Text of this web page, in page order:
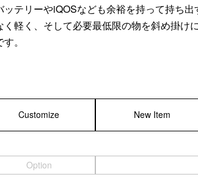
テリーやiQOSなども余裕を持って持ち出
軽く、そして必要最低限の物を斜め掛け
。
Customize New Item
Option